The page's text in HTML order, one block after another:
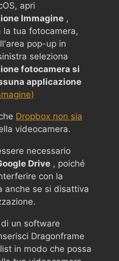
apri
Immagine ,
la tua fotocamera,
pop-up in
seleziona
fotocamera si
applicazione
Dropbox non sia
videocamera.
necessario
Drive , poiché
con la
anche se si disattiva
un software
Dragonframe
in modo che possa